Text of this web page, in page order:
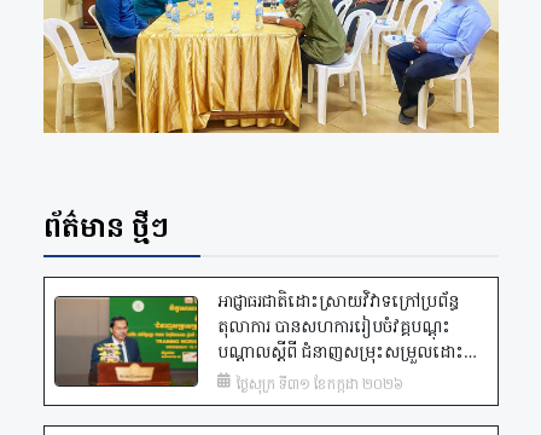
ព័ត៌មាន ថ្មីៗ
អាជ្ញាធរជាតិដោះស្រាយវិវាទក្រៅប្រព័ន្ធ
តុលាការ បានសហការរៀបចំវគ្គបណ្តុះ
បណ្តាលស្តីពី ជំនាញសម្រុះសម្រួលដោះ
ស្រាយវិវាទ វគ្គ២ ជូនដល់និយ័តករសន្តិសុខ
សង្គម ដែលមានរយៈពេល ៣ ថ្ងៃ។
ថ្ងៃសុក្រ ទី៣១ ខែកក្កដា ២០២៦